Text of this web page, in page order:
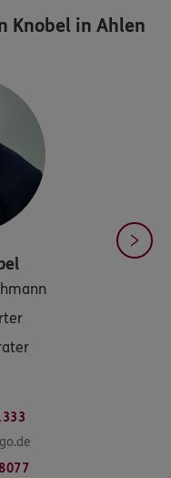
Knobel in Ahlen